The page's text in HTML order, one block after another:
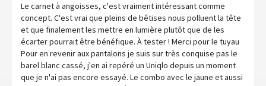
Le carnet à angoisses, c'est vraiment intéressant comme
concept. C'est vrai que pleins de bêtises nous polluent la tête
et que finalement les mettre en lumière plutôt que de les
écarter pourrait être bénéfique. À tester ! Merci pour le tuyau
Pour en revenir aux pantalons je suis sur très conquise pas le
barel blanc cassé, j'en ai repéré un Uniqlo depuis un moment
que je n'ai pas encore essayé. Le combo avec le jaune et aussi